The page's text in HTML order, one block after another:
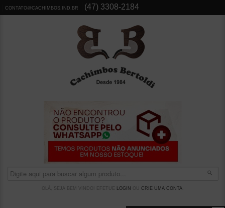
CONTATO@CACHIMBOS.IND.BR (47) 3308-2184
OLÁ, SEJA BEM VINDO! EFETUE LOGIN CRIE UMA CONTA.